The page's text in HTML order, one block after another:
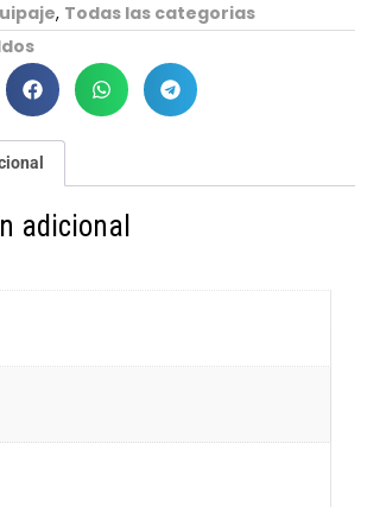
, Todas las categorias
adicional